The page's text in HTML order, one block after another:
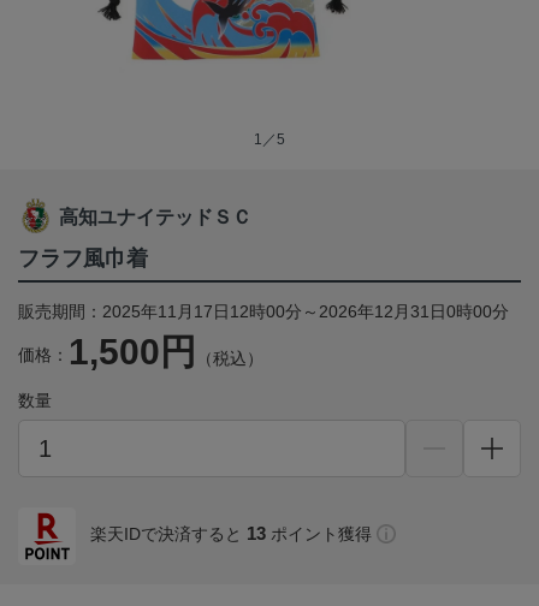
1／5
高知ユナイテッドＳＣ
フラフ風巾着
販売期間：2025年11月17日12時00分～2026年12月31日0時00分
価格： 1,500円 （税込）
数量
楽天IDで決済すると 13 ポイント獲得